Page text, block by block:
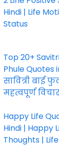
Hindi | Life
Status
Top 20+
Phule Quotes
सावित्री बाई
महत्वपूर्ण
Happy Life
Hindi | Happy
Thoughts |